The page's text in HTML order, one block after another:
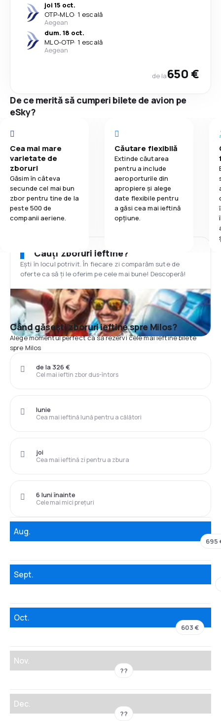
joi 15 oct.
OTP-MLO· 1 escală
Aegean
dum. 18 oct.
MLO-OTP· 1 escală
Aegean
de la650 €
De ce merită să cumperi bilete de avion pe
eSky?
Cea mai mare
varietate de
zboruri
Găsim în câteva
secunde cel mai bun
zbor pentru tine de la
peste 500 de
companii aeriene.
Căutare flexibilă
Extinde căutarea
pentru a include
aeroporturile din
apropiere și alege
date flexibile pentru
a găsi cea mai ieftină
opțiune.
Cauți zboruri ieftine?
Ești în locul potrivit. În fiecare zi comparăm sute de
oferte ca să ți le oferim pe cele mai bune! Descoperă!
Când găsești zboruri ieftine spre Milos?
Alege momentul perfect ca să rezervi cele mai ieftine bilete
spre Milos
Cel mai ieftin zbor dus-întors
de la 326 €
Cea mai ieftină lună pentru a călători
Iunie
Cea mai ieftină zi pentru a zbura
joi
Cele mai mici prețuri
6 luni înainte
Aug.
695
Sept.
Oct.
603 €
Nov.
??
Dec.
??